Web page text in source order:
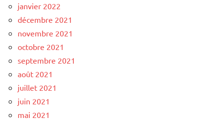
janvier 2022
décembre 2021
novembre 2021
octobre 2021
septembre 2021
août 2021
juillet 2021
juin 2021
mai 2021